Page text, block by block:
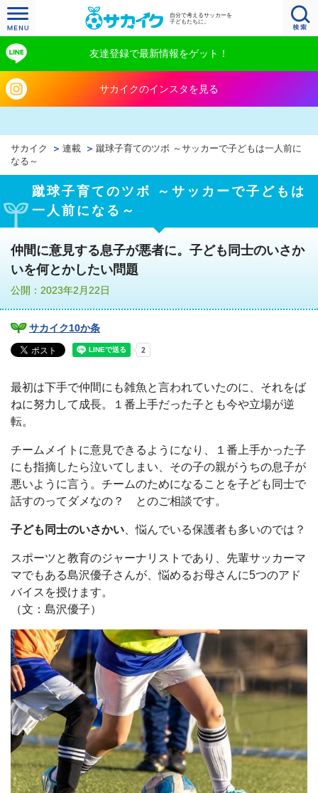
自分で考えるサッカーを
子どもたちに。
友達登録で最新情報をゲット！
サカイクのインスタを見る
サカイク 連載
蹴球子育てのツボ ～サッカーで子どもは一人前に
なる～
蹴球子育てのツボ ～サッカーで子どもは
一人前になる～
仲間に意見する息子が悪者に。子ども同士のいさか
いを何とかしたい問題
公開：2023年2月22日
サカイク10か条
最初は下手で仲間にも雑魚と言われていたのに、それをば
ねに努力して成長。１番上手だった子とも今や立場が逆
転。
チームメイトに意見できるようになり、１番上手かった子
にも指摘したら泣いてしまい、その子の親がうちの息子が
悪いように言う。チームのためになることを子ども同士で
話すのってダメなの？ とのご相談です。
子ども同士のいさかい 、悩んでいる保護者も多いのでは？
スポーツと教育のジャーナリストであり、先輩サッカーマ
マでもある島沢優子さんが、悩めるお母さんに5つのアド
バイスを授けます。
（文：島沢優子）